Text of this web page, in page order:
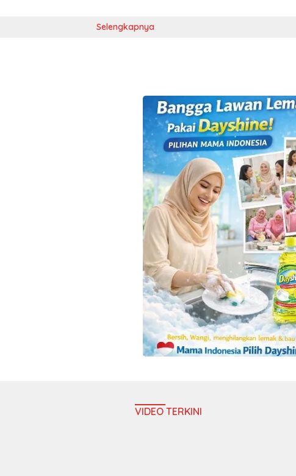
Selengkapnya
VIDEO TERKINI